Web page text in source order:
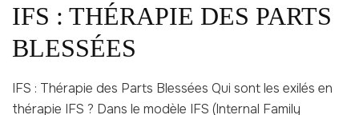
IFS : THÉRAPIE DES PARTS
BLESSÉES
IFS : Thérapie des Parts Blessées Qui sont les exilés en
thérapie IFS ? Dans le modèle IFS (Internal Family